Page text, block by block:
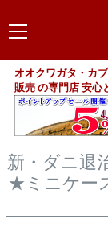
オオクワガタ・カ
販売 の専門店 安心
新・ダニ退
★ミニケー